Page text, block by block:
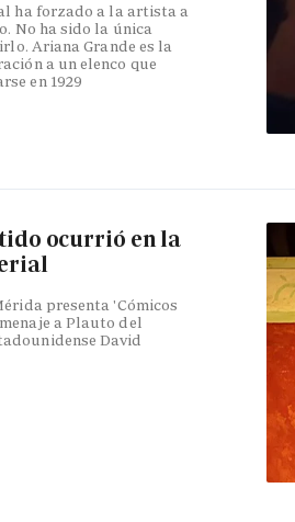
ha forzado a la artista a
No ha sido la única
Ariana Grande es la
a un elenco que
en 1929
ocurrió en la
presenta 'Cómicos
a Plauto del
David